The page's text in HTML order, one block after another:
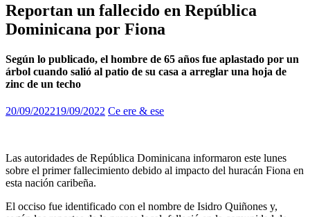
Reportan un fallecido en República
Dominicana por Fiona
Según lo publicado, el hombre de 65 años fue aplastado por un
árbol cuando salió al patio de su casa a arreglar una hoja de
zinc de un techo
20/09/202219/09/2022 Ce ere & ese
Las autoridades de República Dominicana informaron este lunes
sobre el primer fallecimiento debido al impacto del huracán Fiona en
esta nación caribeña.
El occiso fue identificado con el nombre de Isidro Quiñones y,